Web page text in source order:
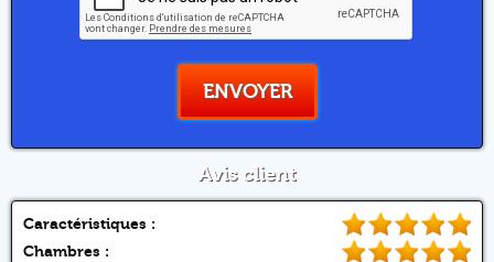
ENVOYER
Avis client
Caractéristiques :
Chambres :